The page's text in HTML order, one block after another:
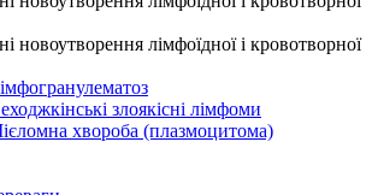
новоутворення лімфоїдної і кровотворної
злоякісні лімфоми
хвороба (плазмоцитома)